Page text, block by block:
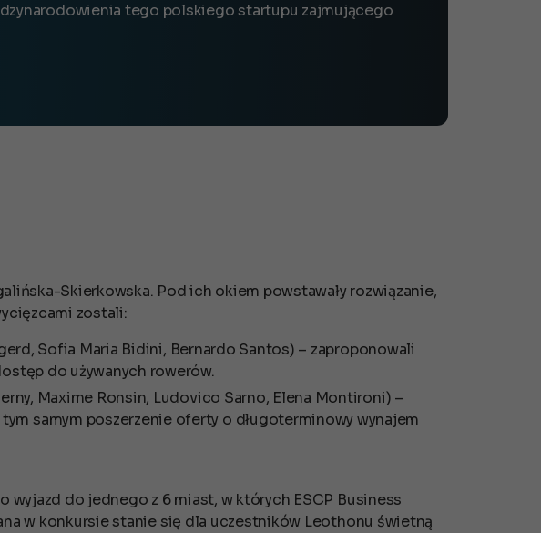
tego polskiego startupu zajmującego
Skierkowska. Pod ich okiem powstawały rozwiązanie,
zostali:
Sofia Maria Bidini, Bernardo Santos) – zaproponowali
do używanych rowerów.
Maxime Ronsin, Ludovico Sarno, Elena Montironi) –
samym poszerzenie oferty o długoterminowy wynajem
do jednego z 6 miast, w których ESCP Business
w konkursie stanie się dla uczestników Leothonu świetną